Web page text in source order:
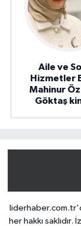
Aile ve
Hizmetler
Mahinur
Göktaş
her hakkı